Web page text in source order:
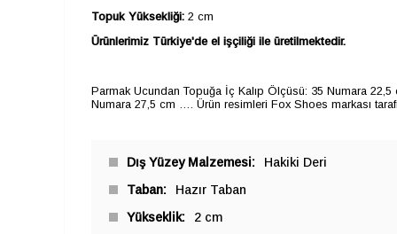
Topuk Yüksekliği: 2 cm
Ürünlerimiz Türkiye'de el işçiliği ile üretilmektedir.
Parmak Ucundan Topuğa İç Kalıp Ölçüsü: 35 Numara
Numara 27,5 cm …. Ürün resimleri Fox Shoes markası
Dış Yüzey Malzemesi
Hakiki Deri
Taban
Hazır Taban
Yükseklik
2 cm